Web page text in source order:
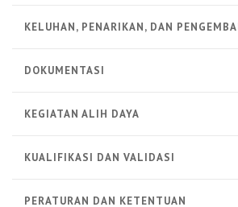
KELUHAN, PENARIKAN, DAN
DOKUMENTASI
KEGIATAN ALIH DAYA
KUALIFIKASI DAN VALIDASI
PERATURAN DAN KETENTUAN